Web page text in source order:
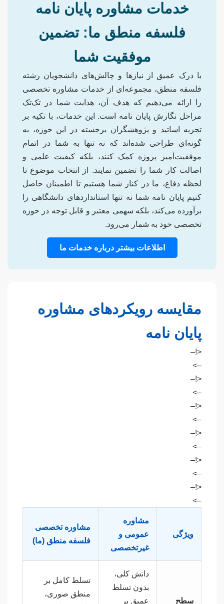
خدمات مشاوره پایان نامه
فلسفه منطق ما: تضمین
موفقیت شما
با درک عمیق از نیازها و چالش‌های دانشجویان رشته
فلسفه منطق، مجموعه‌ای از خدمات مشاوره تخصصی
را ارائه می‌دهیم که هدف آن، هدایت شما در تک‌تک
مراحل نگارش پایان نامه است. این خدمات، با تکیه بر
تجربه اساتید و پژوهشگران برجسته در این حوزه، به
گونه‌ای طراحی شده‌اند که نه تنها به شما در اتمام
موفقیت‌آمیز پروژه کمک کنند، بلکه کیفیت علمی و
اصالت کار شما را تضمین نمایند. از انتخاب موضوع تا
لحظه دفاع، ما در کنار شما هستیم تا اطمینان حاصل
کنیم پایان نامه شما نه تنها استانداردهای دانشگاهی را
برآورده می‌کند، بلکه سهمی معتبر و قابل توجه در حوزه
تخصصی خود به شمار می‌رود.
اطلاعات بیشتر درباره خدمات ما
مقایسه رویکردهای مشاوره
پایان نامه
<!–
–>
<!–
–>
<!–
–>
<!–
–>
<!–
–>
<!–
–>
ویژگی
مشاوره
عمومی و
غیرتخصصی
مشاوره تخصصی
فلسفه منطق (ما)
سطح
دانش کلی،
بدون تسلط
عمیق بر
تسلط کامل بر
منطق صوری،